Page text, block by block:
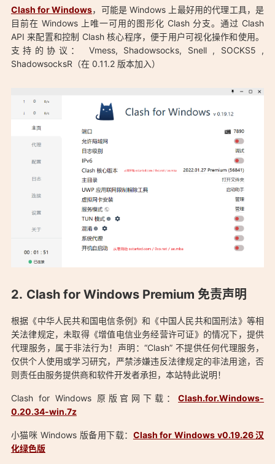
Clash for Windows，可能是 Windows 上最好用的代理工具，是
目前在 Windows 上唯一可用的图形化 Clash 分支。通过 Clash
API 来配置和控制 Clash 核心程序，便于用户可视化操作和使用。
支持的协议： Vmess, Shadowsocks, Snell , SOCKS5 ,
ShadowsocksR（在 0.11.2 版本加入）
https://aduck.win/222/」
Clash for Windows Premium 免责声明
根据《中华人民共和国电信条例》和《中国人民共和国刑法》等相
关法律规定，未取得《增值电信业务经营许可证》的情况下，提供
代理服务，属于非法行为！声明：“Clash” 不提供任何代理服务，
仅供个人使用或学习研究，严禁涉嫌违反法律规定的非法用途，否
则责任由服务提供商和软件开发者承担，本站特此说明！
Clash for Windows 原版官网下载：Clash.for.Windows-
0.20.34-win.7z
「Clash for Windows Premium v0.20.34 小喵咪 绿色汉化版：
https://aduck.win/222/」
小猫咪 Windows 版备用下载： Clash for Windows v0.19.26 汉
化绿色版